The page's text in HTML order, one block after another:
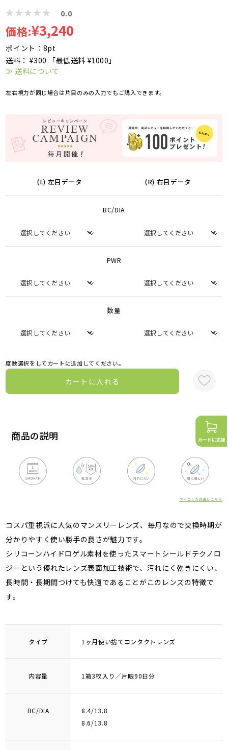
商品の説明
アイコンの詳細はこちら
コスパ重視派に人気のマンスリーレンズ、毎月なので交換時期が
分かりやすく使い勝手の良さが魅力です。
シリコーンハイドロゲル素材を使ったスマートシールドテクノロ
ジーという優れたレンズ表面加工技術で、汚れにく乾きにくい、
長時間・長期間つけても快適であることがこのレンズの特徴で
す。
タイプ 1ヶ月使い捨てコンタクトレンズ
内容量 1箱3枚入り／片眼90日分
BC/DIA
8.4/13.8
8.6/13.8
0.0
価格:¥3,240
ポイント：8pt
送料： ¥300 「最低送料 ¥1000」
≫ 送料について
左右視力が同じ場合は片目のみの入力でもご購入できます。
(L) 左目データ (R) 右目データ
BC/DIA
PWR
数量
度数選択をしてカートに追加してください。
カートに入れる